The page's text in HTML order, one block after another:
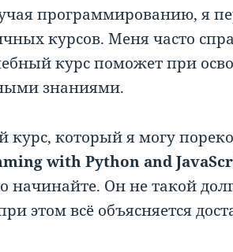
программированию, я
курсов. Меня часто
курс поможет при
знаниями.
который я могу
with Python and
начинайте. Он не такой
этом всё объясняется